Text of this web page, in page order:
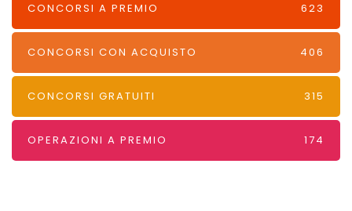
CONCORSI A PREMIO 623
CONCORSI CON ACQUISTO 406
CONCORSI GRATUITI 315
OPERAZIONI A PREMIO 174